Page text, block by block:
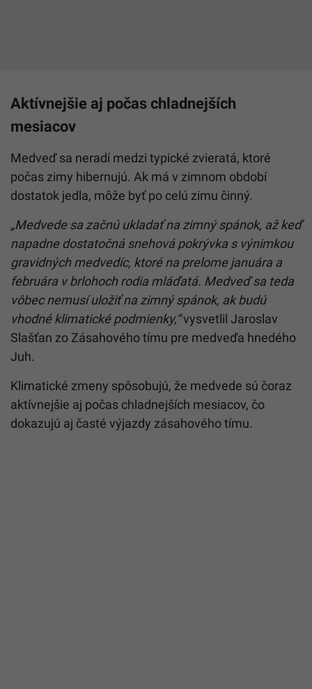
Aktívnejšie aj počas chladnejších
mesiacov
Medveď sa neradí medzi typické zvieratá, ktoré
počas zimy hibernujú. Ak má v zimnom období
dostatok jedla, môže byť po celú zimu činný.
„Medvede sa začnú ukladať na zimný spánok, až keď
napadne dostatočná snehová pokrývka s výnimkou
gravidných medvedíc, ktoré na prelome januára a
februára v brlohoch rodia mláďatá. Medveď sa teda
vôbec nemusí uložiť na zimný spánok, ak budú
vhodné klimatické podmienky,“vysvetlil Jaroslav
Slašťan zo Zásahového tímu pre medveďa hnedého
Juh.
Klimatické zmeny spôsobujú, že medvede sú čoraz
aktívnejšie aj počas chladnejších mesiacov, čo
dokazujú aj časté výjazdy zásahového tímu.